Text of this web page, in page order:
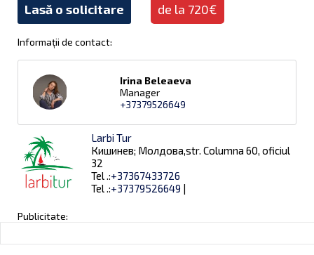
Lasă o solicitare de la 720€
Informații de contact:
Irina Beleaeva
Manager
+37379526649
Larbi Tur
Кишинев; Молдова,str. Columna 60, oficiul
32
Tel .:+37367433726
Tel .:+37379526649 |
Publicitate: